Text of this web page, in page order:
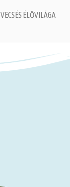
VECSÉS ÉLŐVILÁGA